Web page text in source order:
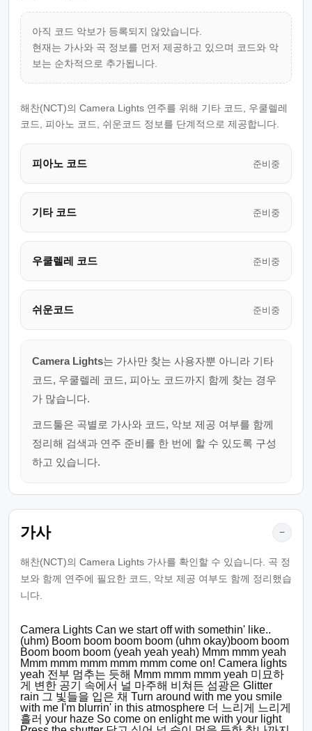
아직 코드 악보가 등록되지 않았습니다.
현재는 가사와 곡 정보를 먼저 제공하고 있으며 코드와 악
보는 순차적으로 추가됩니다.
해찬(NCT)의 Camera Lights 연주를 위해 기타 코드, 우쿨렐레
코드, 피아노 코드, 쉬운코드 정보를 단계적으로 제공합니다.
피아노 코드 준비중
기타 코드 준비중
우쿨렐레 코드 준비중
쉬운코드 준비중
Camera Lights는 가사만 찾는 사용자뿐 아니라 기타
코드, 우쿨렐레 코드, 피아노 코드까지 함께 찾는 경우
가 많습니다.
코드툴은 곡별로 가사와 코드, 악보 제공 여부를 함께
정리해 검색과 연주 준비를 한 번에 할 수 있도록 구성
하고 있습니다.
가사 −
해찬(NCT)의 Camera Lights 가사를 확인할 수 있습니다. 곡 정
보와 함께 연주에 필요한 코드, 악보 제공 여부도 함께 정리했습
니다.
Camera Lights Can we start off with somethin' like..
(uhm) Boom boom boom boom (uhm okay)boom boom
Boom boom boom (yeah yeah yeah) Mmm mmm yeah
Mmm mmm mmm mmm mmm come on! Camera lights
yeah 전부 멈추는 듯해 Mmm mmm mmm yeah 미묘하
게 변한 공기 속에서 널 마주해 비쳐든 섬광은 Glitter
rain 그 빛들을 입은 채 Turn around with me you smile
with me I'm blurrin' in this atmosphere 더 느리게 느리게
흘러 your haze So come on enlight me with your light